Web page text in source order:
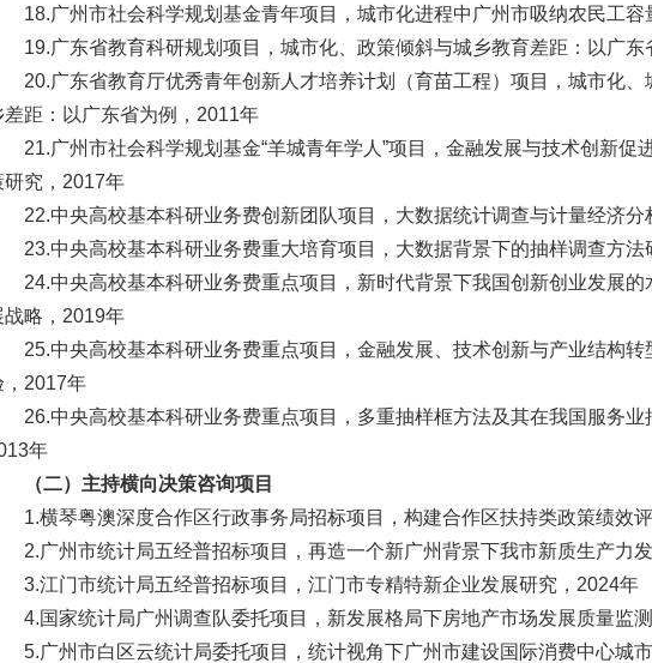
18.广州市社会科学规划基金青年项目，城市化进程中广州市吸纳农民工
19.广东省教育科研规划项目，城市化、政策倾斜与城乡教育差距：以广东
20.广东省教育厅优秀青年创新人才培养计划（育苗工程）项目，城市化
差距：以广东省为例，2011年
21.广州市社会科学规划基金“羊城青年学人”项目，金融发展与技术创新促
研究，2017年
22.中央高校基本科研业务费创新团队项目，大数据统计调查与计量经济分
23.中央高校基本科研业务费重大培育项目，大数据背景下的抽样调查方法
24.中央高校基本科研业务费重点项目，新时代背景下我国创新创业发展
战略，2019年
25.中央高校基本科研业务费重点项目，金融发展、技术创新与产业结构转
，2017年
26.中央高校基本科研业务费重点项目，多重抽样框方法及其在我国服务业
年
（二）主持横向决策咨询项目
1.横琴粤澳深度合作区行政事务局招标项目，构建合作区扶持类政策绩效
2.广州市统计局五经普招标项目，再造一个新广州背景下我市新质生产力
3.江门市统计局五经普招标项目，江门市专精特新企业发展研究，2024年
4.国家统计局广州调查队委托项目，新发展格局下房地产市场发展质量监
5.广州市白区云统计局委托项目，统计视角下广州市建设国际消费中心城